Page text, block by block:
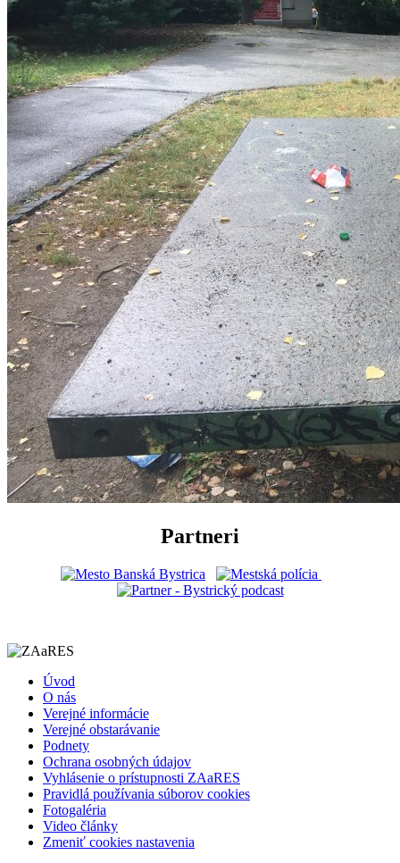
Partneri
Úvod
O nás
Verejné informácie
Verejné obstarávanie
Podnety
Ochrana osobných údajov
Vyhlásenie o prístupnosti ZAaRES
Pravidlá používania súborov cookies
Fotogaléria
Video články
Zmeniť cookies nastavenia